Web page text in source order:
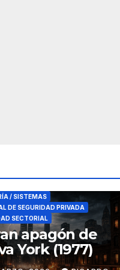
/ SISTEMAS
DE SEGURIDAD PRIVADA
SECTORIAL
apagón de
York (1977)